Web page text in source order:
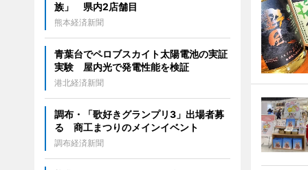
族」 県内2店舗目
熊本経済新聞
青葉台でペロブスカイト太陽電池の実証
実験 屋内光で発電性能を検証
港北経済新聞
調布・「歌好きグランプリ3」出場者募
る 商工まつりのメインイベント
調布経済新聞